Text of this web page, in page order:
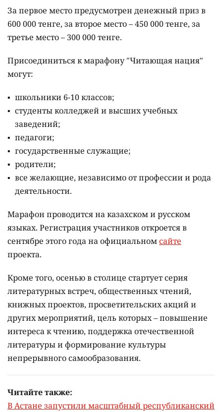
За первое место предусмотрен денежный приз в
600 000 тенге, за второе место – 450 000 тенге, за
третье место – 300 000 тенге.
Присоединиться к марафону "Читающая нация"
могут:
школьники 6-10 классов;
студенты колледжей и высших учебных
заведений;
педагоги;
государственные служащие;
родители;
все желающие, независимо от профессии и рода
деятельности.
Марафон проводится на казахском и русском
языках. Регистрация участников откроется в
сентябре этого года на официальномсайте
проекта.
Кроме того, осенью в столице стартует серия
литературных встреч, общественных чтений,
книжных проектов, просветительских акций и
других мероприятий, цель которых –повышение
интереса к чтению, поддержка отечественной
литературы и формирование культуры
непрерывного самообразования.
Читайте также:
В Астане запустили масштабный республиканский